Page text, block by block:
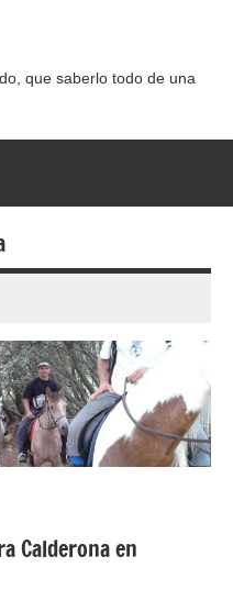
que saberlo todo de una
Calderona en